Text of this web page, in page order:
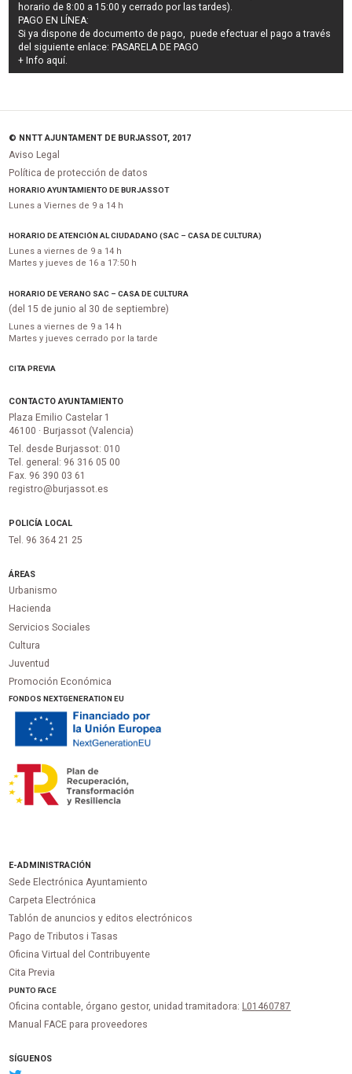
horario de 8:00 a 15:00 y cerrado por las tardes).
PAGO EN LÍNEA:
Si ya dispone de documento de pago, puede efectuar el pago a través
del siguiente enlace:PASARELA DE PAGO
+ Info aquí
© NNTT AJUNTAMENT DE BURJASSOT, 2017
Aviso Legal
Política de protección de datos
HORARIO AYUNTAMIENTO DE BURJASSOT
Lunes a Viernes de 9 a 14 h
HORARIO DE ATENCIÓN AL CIUDADANO (SAC – CASA DE CULTURA)
Lunes a viernes de 9 a 14 h
Martes y jueves de 16 a 17:50 h
HORARIO DE VERANO SAC – CASA DE CULTURA
(del 15 de junio al 30 de septiembre)
Lunes a viernes de 9 a 14 h
Martes y jueves cerrado por la tarde
CITA PREVIA
CONTACTO AYUNTAMIENTO
Plaza Emilio Castelar 1
46100 · Burjassot (Valencia)
Tel. desde Burjassot: 010
Tel. general: 96 316 05 00
Fax. 96 390 03 61
registro@burjassot.es
POLICÍA LOCAL
Tel. 96 364 21 25
ÁREAS
Urbanismo
Hacienda
Servicios Sociales
Cultura
Juventud
Promoción Económica
FONDOS NEXTGENERATION EU
E-ADMINISTRACIÓN
Sede Electrónica Ayuntamiento
Carpeta Electrónica
Tablón de anuncios y editos electrónicos
Pago de Tributos i Tasas
Oficina Virtual del Contribuyente
Cita Previa
PUNTOFACE
Oficina contable, órgano gestor, unidad tramitadora: L01460787
Manual FACE para proveedores
SÍGUENOS